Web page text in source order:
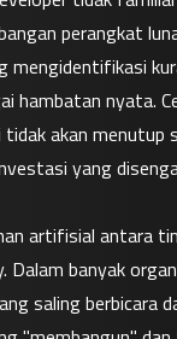
perangkat
mengidentifikasi
hambatan nyata.
tidak akan
yang
artifisial antara
Dalam banyak
saling berbicara